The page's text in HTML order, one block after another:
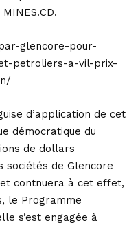
glencore-pour-
petroliers-a-vil-prix-
d’application de cet
démocratique du
de dollars
sociétés de Glencore
contnuera à cet effet,
le Programme
s’est engagée à